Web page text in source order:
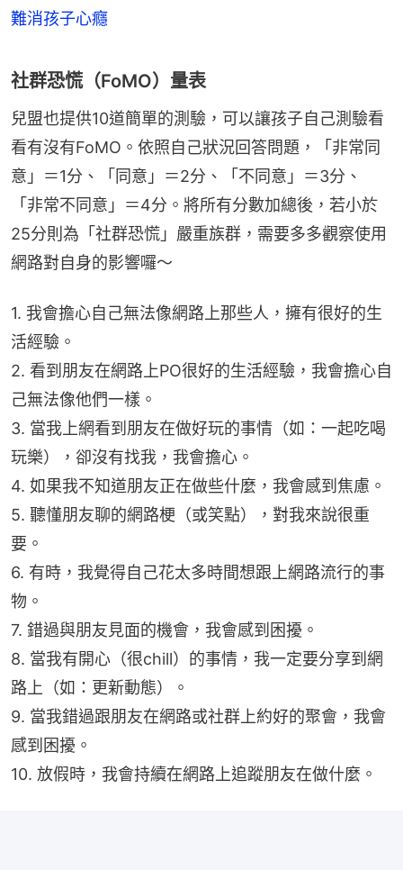
難消孩子心癮
社群恐慌（FoMO）量表
兒盟也提供10道簡單的測驗，可以讓孩子自己測驗看
看有沒有FoMO。依照自己狀況回答問題，「非常同
意」＝1分、「同意」＝2分、「不同意」＝3分、
「非常不同意」＝4分。將所有分數加總後，若小於
25分則為「社群恐慌」嚴重族群，需要多多觀察使用
網路對自身的影響囉～
1. 我會擔心自己無法像網路上那些人，擁有很好的生
活經驗。
2. 看到朋友在網路上PO很好的生活經驗，我會擔心自
己無法像他們一樣。
3. 當我上網看到朋友在做好玩的事情（如：一起吃喝
玩樂），卻沒有找我，我會擔心。
4. 如果我不知道朋友正在做些什麼，我會感到焦慮。
5. 聽懂朋友聊的網路梗（或笑點），對我來說很重
要。
6. 有時，我覺得自己花太多時間想跟上網路流行的事
物。
7. 錯過與朋友見面的機會，我會感到困擾。
8. 當我有開心（很chill）的事情，我一定要分享到網
路上（如：更新動態）。
9. 當我錯過跟朋友在網路或社群上約好的聚會，我會
感到困擾。
10. 放假時，我會持續在網路上追蹤朋友在做什麼。